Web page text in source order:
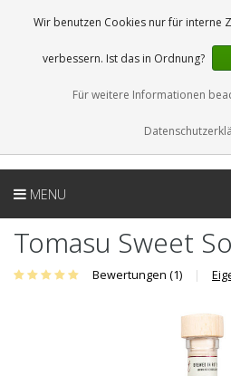
DE
MENU
Tomasu Sweet
Bewertungen (1) |
Wir benutzen Cookies nur für interne
verbessern. Ist das in Ordnung?
Für weitere Informationen